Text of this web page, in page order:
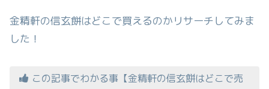
金精軒の信玄餅はどこで買えるのかリサーチしてみま
した！
この記事でわかる事【金精軒の信玄餅はどこで売